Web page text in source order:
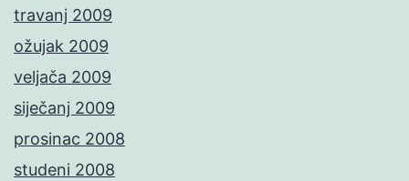
travanj 2009
ožujak 2009
veljača 2009
siječanj 2009
prosinac 2008
studeni 2008